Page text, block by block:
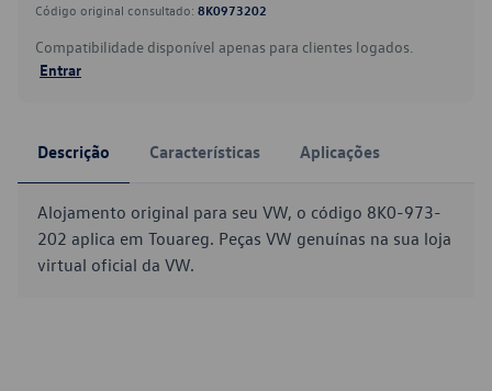
Código original consultado: 8K0973202
Compatibilidade disponível apenas para clientes logados.
Entrar
Descrição Características Aplicações
Alojamento original para seu VW, o código 8K0-973-
202 aplica em Touareg. Peças VW genuínas na sua loja
virtual oficial da VW.